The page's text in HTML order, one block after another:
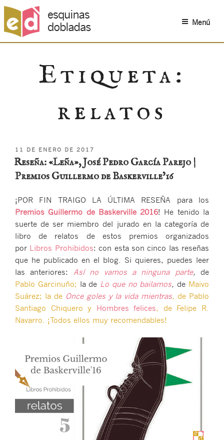
Menú
Etiqueta:
relatos
PUBLICADO
EL
11 DE ENERO DE 2017
Reseña: «Leña», José Pedro García Parejo |
Premios Guillermo de Baskerville’16
¡POR FIN TRAIGO LA ÚLTIMA RESEÑA para los
Premios Guillermo de Baskerville 2016! He tenido la
suerte de ser miembro del jurado en la categoría de
libro de relatos de estos premios organizados
por Libros Prohibidos: con esta son cinco las reseñas
que he publicado en el blog. Si quieres, puedes leer
las anteriores: Así no vamos a ninguna parte, de
Pablo Garcinuño; la de Lo que no bailamos,de Maivo
Suárez; la de Once goles y la vida mientras, de Pablo
Santiago Chiquero y Hombres felices, de Felipe R.
Navarro. ¡Todos ellos muy recomendables!